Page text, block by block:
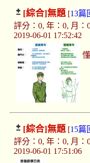
[綜合]無題[13篇
評分：0, 年：0, 月：
2019-06-01 17:52:42
懂
[綜合]無題[15篇
評分：0, 年：0, 月：
2019-06-01 17:51:06